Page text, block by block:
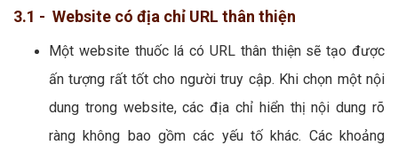
3.1 - Website có địa chỉ URL thân thiện
Một website thuốc lá có URL thân thiện sẽ tạo được
ấn tượng rất tốt cho người truy cập. Khi chọn một nội
dung trong website, các địa chỉ hiển thị nội dung rõ
ràng không bao gồm các yếu tố khác. Các khoảng